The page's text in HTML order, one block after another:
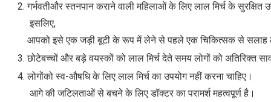
गर्भवतीऔर स्तनपान कराने वाली महिलाओं के लिए लाल मिर्च के सुरक्षित
इसलिए,
आपको इसे एक जड़ी बूटी के रूप में लेने से पहले एक चिकित्सक से सलाह
छोटेबच्चों और बड़े वयस्कों को लाल मिर्च देते समय लोगों को अतिरिक्त
लोगोंको स्व-औषधि के लिए लाल मिर्च का उपयोग नहीं करना चाहिए।
आगे की जटिलताओं से बचने के लिए डॉक्टर का परामर्श महत्वपूर्ण है।